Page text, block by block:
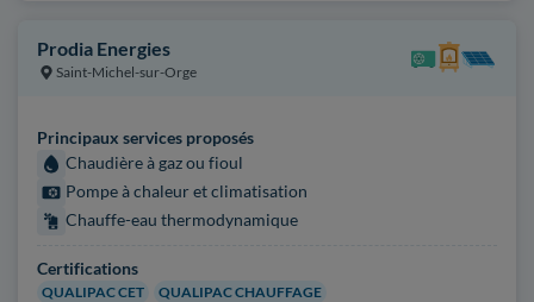
Prodia Energies
Saint-Michel-sur-Orge
Principaux services proposés
Chaudière à gaz ou fioul
Pompe à chaleur et climatisation
Chauffe-eau thermodynamique
Certifications
QUALIPAC CET QUALIPAC CHAUFFAGE